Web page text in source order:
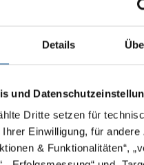
Details
und
Dritte setzen für
Einwilligung, für andere
& Funktionalitäten“,
Deponie- und
2020 findet das 30.